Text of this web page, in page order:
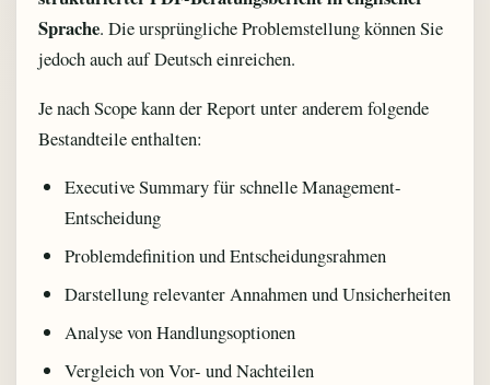
Sprache. Die ursprüngliche Problemstellung können Sie
jedoch auch auf Deutsch einreichen.
Je nach Scope kann der Report unter anderem folgende
Bestandteile enthalten:
Executive Summary für schnelle Management-
Entscheidung
Problemdefinition und Entscheidungsrahmen
Darstellung relevanter Annahmen und Unsicherheiten
Analyse von Handlungsoptionen
Vergleich von Vor- und Nachteilen